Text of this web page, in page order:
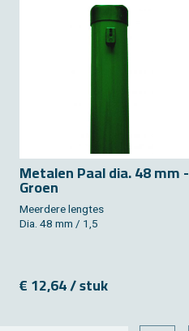
Me­ta­len Paal dia. 48 mm -
Groen
Meer­de­re leng­tes
Dia. 48 mm / 1,5
€ 12,64 / stuk